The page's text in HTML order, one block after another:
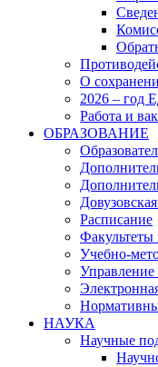
О
2026 – год
Работа и
ОБРАЗОВАНИЕ
Расписание
Учебно-
НАУКА
Научные